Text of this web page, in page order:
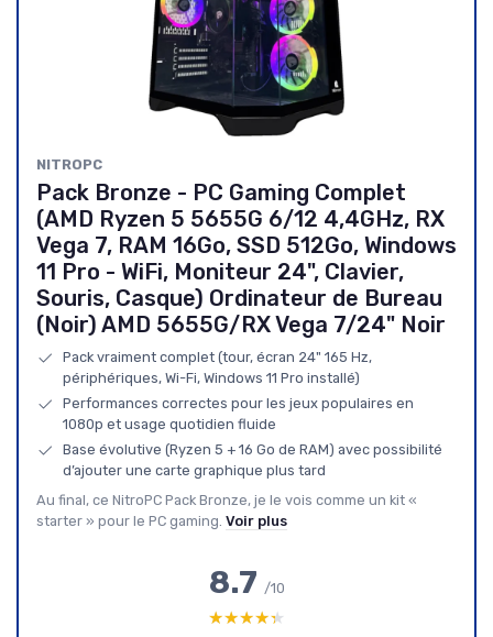
NITROPC
Pack Bronze - PC Gaming Complet
(AMD Ryzen 5 5655G 6/12 4,4GHz, RX
Vega 7, RAM 16Go, SSD 512Go, Windows
11 Pro - WiFi, Moniteur 24", Clavier,
Souris, Casque) Ordinateur de Bureau
(Noir) AMD 5655G/RX Vega 7/24" Noir
Pack vraiment complet (tour, écran 24" 165 Hz,
périphériques, Wi-Fi, Windows 11 Pro installé)
Performances correctes pour les jeux populaires en
1080p et usage quotidien fluide
Base évolutive (Ryzen 5 + 16 Go de RAM) avec possibilité
d’ajouter une carte graphique plus tard
Au final, ce NitroPC Pack Bronze, je le vois comme un kit «
starter » pour le PC gaming. Voir plus
8.7 /10
★★★★★
★★★★★